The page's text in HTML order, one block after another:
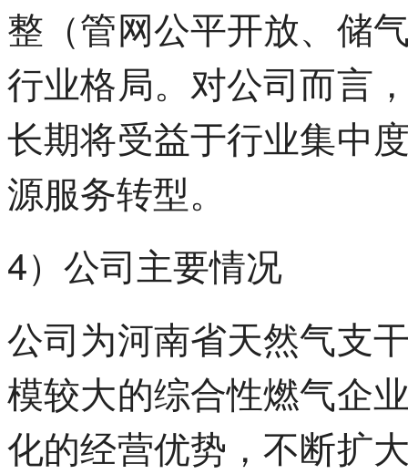
整（管网公平开放、储
行业格局。对公司而言
长期将受益于行业集中
源服务转型。
4）公司主要情况
公司为河南省天然气支
模较大的综合性燃气企
化的经营优势，不断扩